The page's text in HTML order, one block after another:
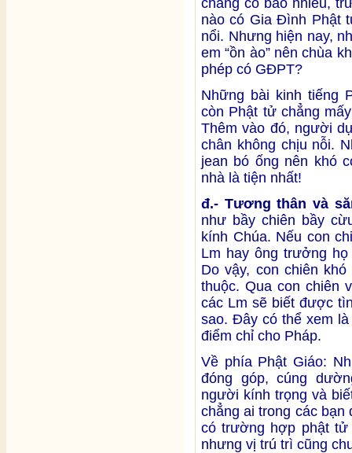
nào có Gia Đình Phật
nổi. Nhưng hiện nay,
em “ồn ào” nên chùa
phép có GĐPT?
Những bài kinh tiếng
còn Phật tử chẳng
Thêm vào đó, người
chân không chịu nỗi.
jean bó ống nên khó
nhà là tiện nhất!
đ.- Tương thân và
như bầy chiên bầy
kính Chúa. Nếu con
Lm hay ông trưởng
Do vậy, con chiên
thuộc. Qua con chiên
các Lm sẽ biết được
sao. Đây có thể xem
điểm chỉ cho Pháp.
Về phía Phật Giáo:
đóng góp, cúng
người kính trọng và
chẳng ai trong các bạn
có trường hợp phật
nhưng vị trú trì cũng